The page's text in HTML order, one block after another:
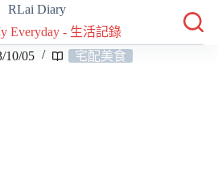
RLai Diary
Everyday - 生活記錄
10/05
宅配美食